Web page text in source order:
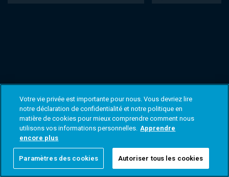
Votre vie privée est importante pour nous. Vous devriez lire
notre déclaration de confidentialité et notre politique en
matière de cookies pour mieux comprendre comment nous
utilisons vos informations personnelles. Apprendre
encore plus
Paramètres des cookies Autoriser tous les cookies